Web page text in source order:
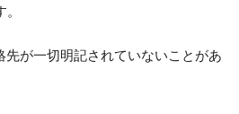
先が一切明記されていないことがあ